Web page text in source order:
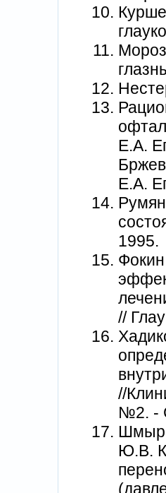
Е.А.
Е.А.
1995.
//
//
№2. -
Ю.В. К